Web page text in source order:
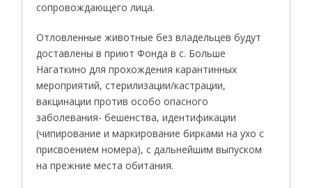
сопровождающего лица.
Отловленные животные без владельцев будут
доставлены в приют Фонда в с. Больше
Нагаткино для прохождения карантинных
мероприятий, стерилизации/кастрации,
вакцинации против особо опасного
заболевания- бешенства, идентификации
(чипирование и маркирование бирками на ухо с
присвоением номера), с дальнейшим выпуском
на прежние места обитания.